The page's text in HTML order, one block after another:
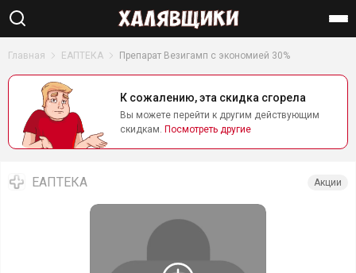
Главная ЕАПТЕКА Препарат Везигамп с экономией 30%
К сожалению, эта скидка сгорела
Вы можете перейти к другим действующим
скидкам. Посмотреть другие
ЕАПТЕКА Акции